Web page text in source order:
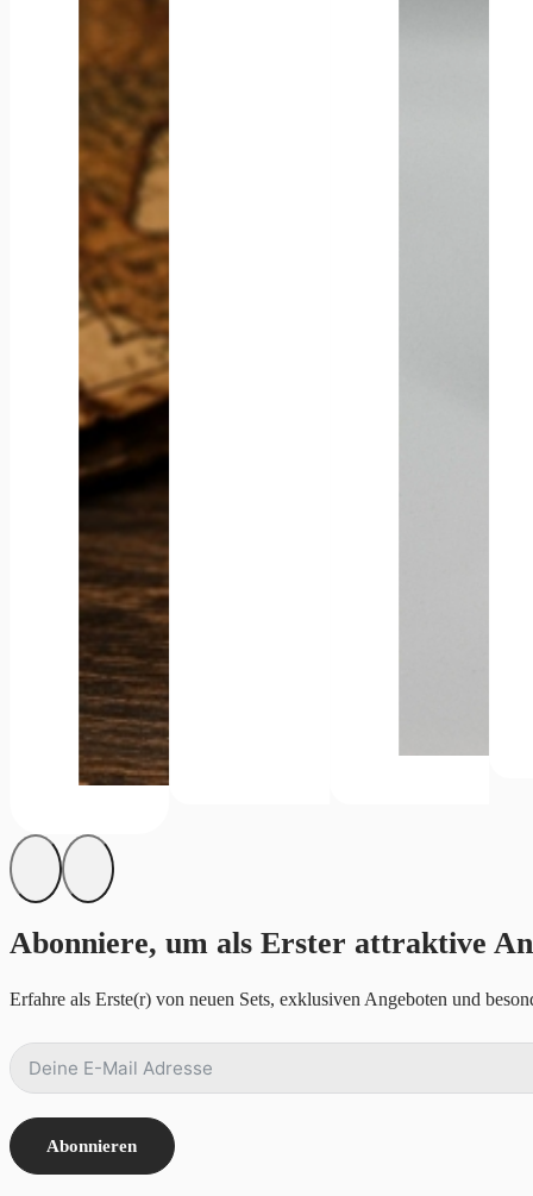
Abonniere, um als Erster attraktive
Erfahre als Erste(r) von neuen Sets, exklusiven Angeboten und
Abonnieren